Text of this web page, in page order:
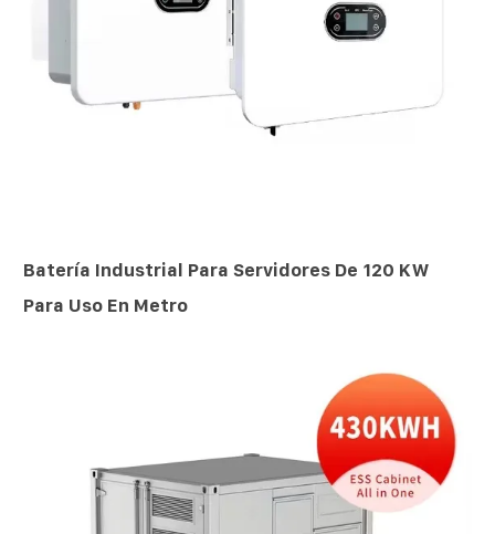
Batería Industrial Para Servidores De 120 KW
Para Uso En Metro